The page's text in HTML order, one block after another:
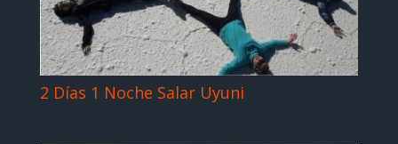
2 Días 1 Noche Salar Uyuni